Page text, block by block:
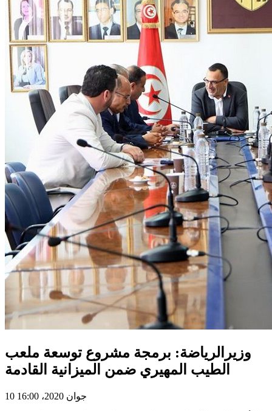
وزيرالرياضة: برمجة مشروع توسعة ملعب
الطيب المهيري ضمن الميزانية القادمة
10 جوان 2020، 16:00